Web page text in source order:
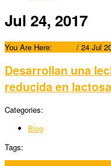
Jul 24, 2017
You Are Here: / 24 Jul
Desarrollan una
reducida en
Categories:
Blog
Tags: